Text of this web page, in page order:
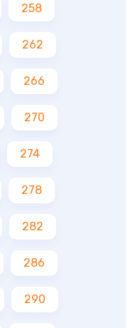
258
262
266
270
274
278
282
286
290